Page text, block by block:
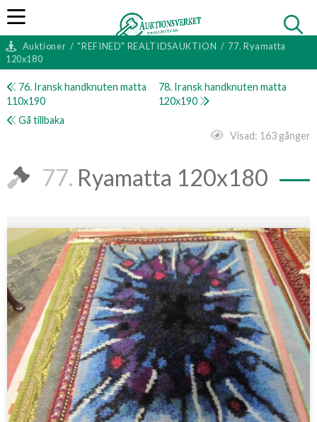
Auktioner / "REFINED" REALTIDSAUKTION / 77. Ryamatta
120x180
76. Iransk handknuten matta
110x190
78. Iransk handknuten matta
120x190
Gå tillbaka
Visad: 163 gånger
77. Ryamatta 120x180